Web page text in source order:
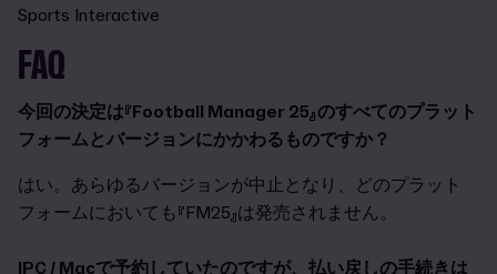
Sports Interactive
FAQ
今回の決定は『Football Manager 25』のすべてのプラット
フォームとバージョンにかかわるものですか？
はい。あらゆるバージョンが中止となり、どのプラット
フォームにおいても『FM25』は発売されません。
IPC / Macで予約していたのですが、払い戻しの手続きは